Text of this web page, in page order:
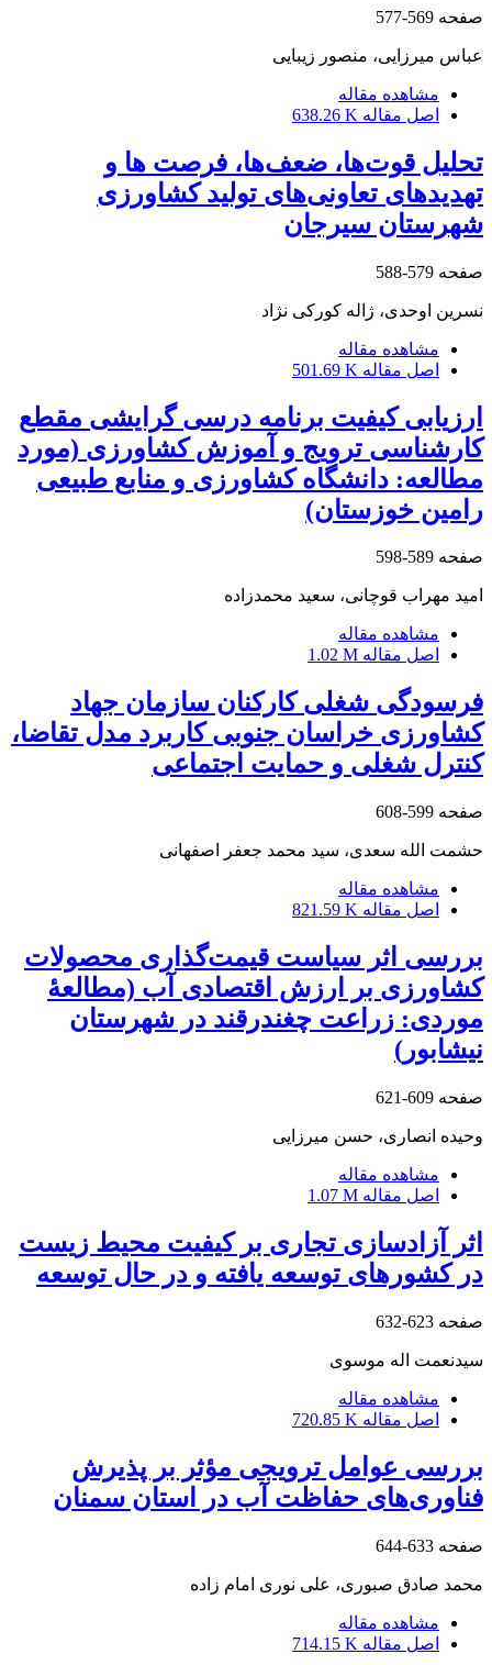
صفحه 569-577
عباس میرزایی، منصور زیبایی
مشاهده مقاله
اصل مقاله 638.26 K
تحلیل قوت‌ها، ضعف‌ها، فرصت ها و
تهدیدهای تعاونی‌های تولید کشاورزی
شهرستان سیرجان
صفحه 579-588
نسرین اوحدی، ژاله کورکی نژاد
مشاهده مقاله
اصل مقاله 501.69 K
ارزیابی کیفیت برنامه درسی گرایشی مقطع
کارشناسی ترویج و آموزش کشاورزی (مورد
مطالعه: دانشگاه کشاورزی و منابع طبیعی
رامین خوزستان)
صفحه 589-598
امید مهراب قوچانی، سعید محمدزاده
مشاهده مقاله
اصل مقاله 1.02 M
فرسودگی شغلی کارکنان سازمان جهاد
کشاورزی خراسان جنوبی کاربرد مدل تقاضا،
کنترل شغلی و حمایت اجتماعی
صفحه 599-608
حشمت الله سعدی، سید محمد جعفر اصفهانی
مشاهده مقاله
اصل مقاله 821.59 K
بررسی اثر سیاست قیمت‌گذاری محصولات
کشاورزی بر ارزش اقتصادی آب (مطالعۀ
موردی: زراعت چغندرقند در شهرستان
نیشابور)
صفحه 609-621
وحیده انصاری، حسن میرزایی
مشاهده مقاله
اصل مقاله 1.07 M
اثر آزادسازی تجاری بر کیفیت محیط زیست
در کشورهای توسعه یافته و در حال توسعه
صفحه 623-632
سیدنعمت اله موسوی
مشاهده مقاله
اصل مقاله 720.85 K
بررسی عوامل ترویجی مؤثر بر پذیرش
فناوری‌های حفاظت آب در استان سمنان
صفحه 633-644
محمد صادق صبوری، علی نوری امام زاده
مشاهده مقاله
اصل مقاله 714.15 K